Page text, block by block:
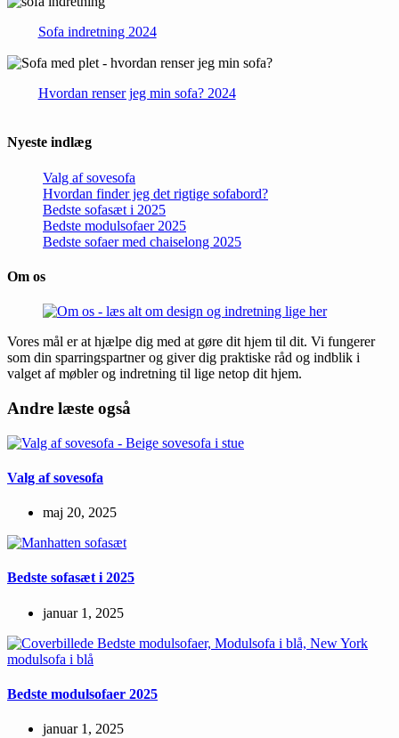
Sofa indretning 2024
Hvordan renser jeg min sofa? 2024
Nyeste indlæg
Valg af sovesofa
Hvordan finder jeg det rigtige sofabord?
Bedste sofasæt i 2025
Bedste modulsofaer 2025
Bedste sofaer med chaiselong 2025
Om os
Vores mål er at hjælpe dig med at gøre dit hjem til dit. Vi fungerer
som din sparringspartner og giver dig praktiske råd og indblik i
valget af møbler og indretning til lige netop dit hjem.
Andre læste også
Valg af sovesofa
maj 20, 2025
Bedste sofasæt i 2025
januar 1, 2025
Bedste modulsofaer 2025
januar 1, 2025